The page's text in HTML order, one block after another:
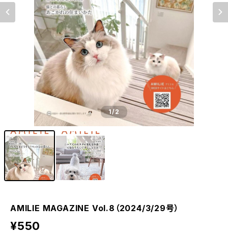
1/2
AMILIE MAGAZINE Vol.8（2024/3/29号）
¥550